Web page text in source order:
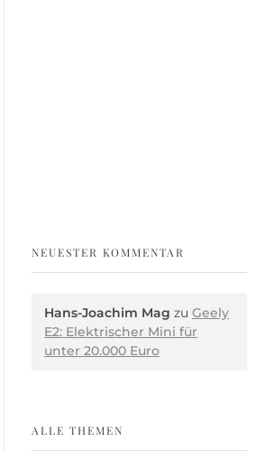
NEUESTER KOMMENTAR
Hans-Joachim Mag zu Geely
E2: Elektrischer Mini für
unter 20.000 Euro
ALLE THEMEN